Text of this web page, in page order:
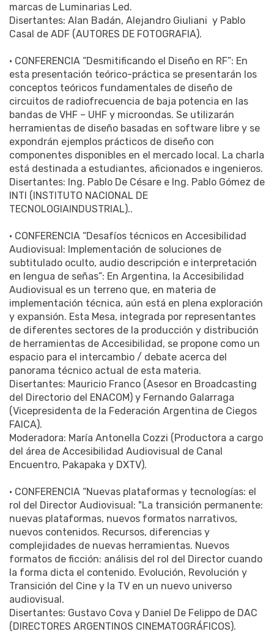
marcas de Luminarias Led.
Disertantes: Alan Badán, Alejandro Giuliani y Pablo
Casal de ADF (AUTORES DE FOTOGRAFIA).
• CONFERENCIA “Desmitificando el Diseño en RF”: En
esta presentación teórico-práctica se presentarán los
conceptos teóricos fundamentales de diseño de
circuitos de radiofrecuencia de baja potencia en las
bandas de VHF – UHF y microondas. Se utilizarán
herramientas de diseño basadas en software libre y se
expondrán ejemplos prácticos de diseño con
componentes disponibles en el mercado local. La charla
está destinada a estudiantes, aficionados e ingenieros.
Disertantes: Ing. Pablo De Césare e Ing. Pablo Gómez de
INTI (INSTITUTO NACIONAL DE
TECNOLOGIAINDUSTRIAL)..
• CONFERENCIA “Desafíos técnicos en Accesibilidad
Audiovisual: Implementación de soluciones de
subtitulado oculto, audio descripción e interpretación
en lengua de señas”: En Argentina, la Accesibilidad
Audiovisual es un terreno que, en materia de
implementación técnica, aún está en plena exploración
y expansión. Esta Mesa, integrada por representantes
de diferentes sectores de la producción y distribución
de herramientas de Accesibilidad, se propone como un
espacio para el intercambio / debate acerca del
panorama técnico actual de esta materia.
Disertantes: Mauricio Franco (Asesor en Broadcasting
del Directorio del ENACOM) y Fernando Galarraga
(Vicepresidenta de la Federación Argentina de Ciegos
FAICA).
Moderadora: María Antonella Cozzi (Productora a cargo
del área de Accesibilidad Audiovisual de Canal
Encuentro, Pakapaka y DXTV).
• CONFERENCIA “Nuevas plataformas y tecnologías: el
rol del Director Audiovisual: "La transición permanente:
nuevas plataformas, nuevos formatos narrativos,
nuevos contenidos. Recursos, diferencias y
complejidades de nuevas herramientas. Nuevos
formatos de ficción: análisis del rol del Director cuando
la forma dicta el contenido. Evolución, Revolución y
Transición del Cine y la TV en un nuevo universo
audiovisual.
Disertantes: Gustavo Cova y Daniel De Felippo de DAC
(DIRECTORES ARGENTINOS CINEMATOGRÁFICOS).